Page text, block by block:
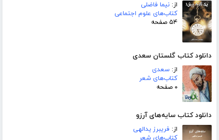
از: نیما فاضلی
کتاب‌های علوم اجتماعی
۵۴ صفحه
دانلود کتاب گلستان سعدی
از: سعدی
کتاب‌های شعر
۰ صفحه
دانلود کتاب سایه‌های آرزو
از: فریبرز یدالهی
کتاب‌های شعر